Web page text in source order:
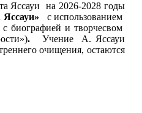
на 2026-2028 годы
с использованием
и творчесвом
.Учение А. Яссауи
очищения, остаются